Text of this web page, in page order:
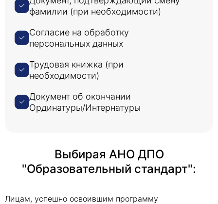
фамилии (при необходимости)
Согласие на обработку
персональных данных
Трудовая книжка (при
необходимости)
Документ об окончании
Ординатуры/Интернатуры
Выбирая АНО ДПО
"Образовательный стандарт":
Лицам, успешно освоившим программу